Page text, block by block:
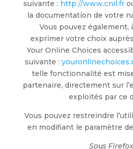
suivante : http://www.cnil.fr
la documentation de votre
Vous pouvez également,
exprimer votre choix
Your Online Choices
suivante :
telle fonctionnalité est
partenaire, directement sur
exploités par ce
Vous pouvez restreindre
en modifiant le paramètre
Sous